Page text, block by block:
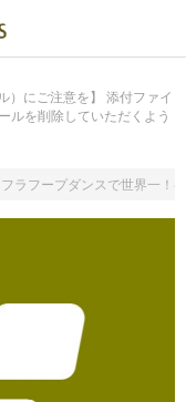
）にご注意を】 添付ファイ
ルを削除していただくよう
フラフープダンスで世界一！